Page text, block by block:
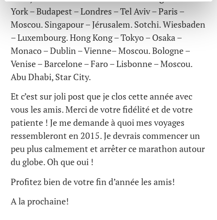
York – Budapest – Londres – Tel Aviv – Paris –
Moscou. Singapour – Jérusalem. Sotchi. Wiesbaden
– Luxembourg. Hong Kong – Tokyo – Osaka –
Monaco – Dublin – Vienne– Moscou. Bologne –
Venise – Barcelone – Faro – Lisbonne – Moscou.
Abu Dhabi, Star City.
Et c’est sur joli post que je clos cette année avec
vous les amis. Merci de votre fidélité et de votre
patiente ! Je me demande à quoi mes voyages
ressembleront en 2015. Je devrais commencer un
peu plus calmement et arrêter ce marathon autour
du globe. Oh que oui !
Profitez bien de votre fin d’année les amis!
A la prochaine!